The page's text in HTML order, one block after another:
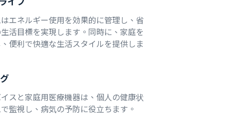
エネルギー使用を効果的に管理し、省
活目標を実現します。同時に、家庭を
便利で快適な生活スタイルを提供しま
スと家庭用医療機器は、個人の健康状
監視し、病気の予防に役立ちます。